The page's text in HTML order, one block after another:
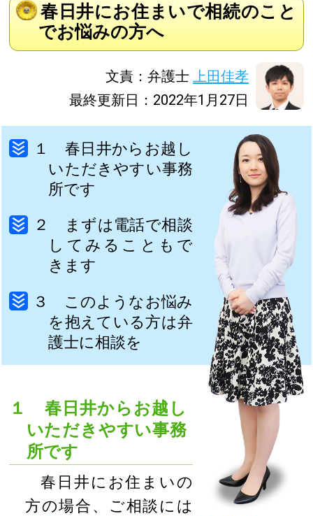
春日井にお住まいで相続のこと
でお悩みの方へ
文責：弁護士 上田佳孝
最終更新日：2022年1月27日
１ 春日井からお越し
いただきやすい事務
所です
２ まずは電話で相談
してみることもで
きます
３ このようなお悩み
を抱えている方は弁
護士に相談を
１ 春日井からお越し
いただきやすい事務
所です
春日井にお住まいの
方の場合、ご相談には